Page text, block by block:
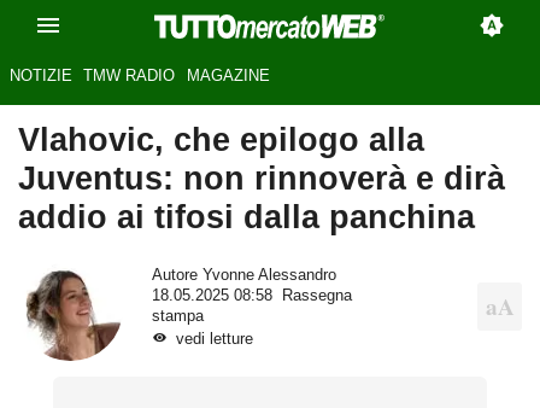
NOTIZIE TMW RADIO MAGAZINE
Vlahovic, che epilogo alla
Juventus: non rinnoverà e dirà
addio ai tifosi dalla panchina
Autore Yvonne Alessandro
18.05.2025 08:58
Rassegna
stampa
vedi letture